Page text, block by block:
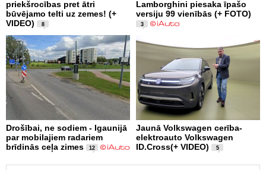
priekšrocības pret ātri
būvējamo telti uz zemes! (+
VIDEO)
8
Lamborghini piesaka īpašo
versiju 99 vienībās (+ FOTO)
3
Drošībai, ne sodiem - Igaunijā
par mobilajiem radariem
brīdinās ceļa zimes
12
Jaunā Volkswagen cerība-
elektroauto Volkswagen
ID.Cross(+ VIDEO)
5